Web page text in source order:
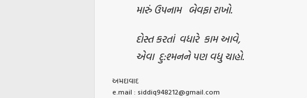
મારું ઉપનામ બેવફા રાખો.
દોસ્ત કરતાં વધારે કામ આવે,
એવા દુ:શ્મનને પણ વધુ ચાહો.
અમદાવાદ
e.mail : siddiq948212@gmail.com